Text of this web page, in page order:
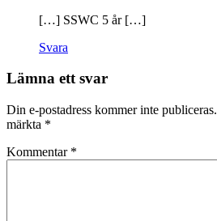
[…] SSWC 5 år […]
Svara
Lämna ett svar
Din e-postadress kommer inte publiceras.
märkta *
Kommentar *